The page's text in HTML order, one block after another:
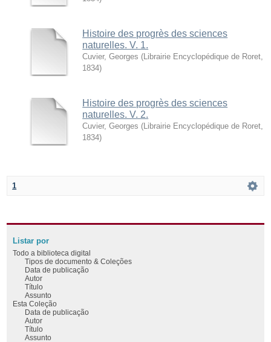
Histoire des progrès des sciences
naturelles. V. 1.
Cuvier, Georges ( Librairie Encyclopédique de Roret
1834)
Histoire des progrès des sciences
naturelles. V. 2.
Cuvier, Georges ( Librairie Encyclopédique de Roret
1834)
1
Listar por
Todo a biblioteca digital
Tipos de documento & Coleções
Data de publicação
Autor
Título
Assunto
Esta Coleção
Data de publicação
Autor
Título
Assunto